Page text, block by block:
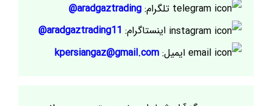
تلگرام: aradgaztrading@
اینستاگرام: aradgaztrading11@
ایمیل: kpersiangaz@gmail.com